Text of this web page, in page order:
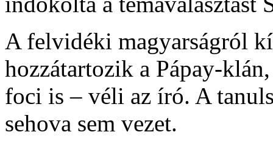
A felvidéki magyarságról
hozzátartozik a Pápay-
foci is – véli az író. A
sehova sem vezet.